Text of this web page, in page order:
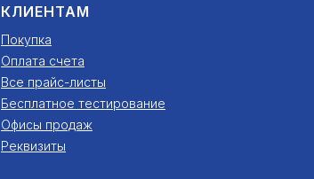
КЛИЕНТАМ
Покупка
Оплата счета
Все прайс-листы
Бесплатное тестирование
Офисы продаж
Реквизиты